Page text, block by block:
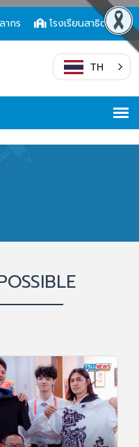
ากร โรงเรียนสาธิต
TH